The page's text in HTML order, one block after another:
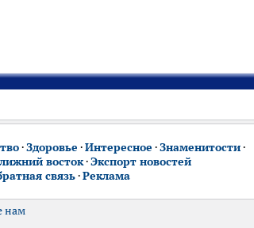
·Здоровье ·Интересное ·Знаменитости·
восток·Экспорт новостей
связь·Реклама
нам